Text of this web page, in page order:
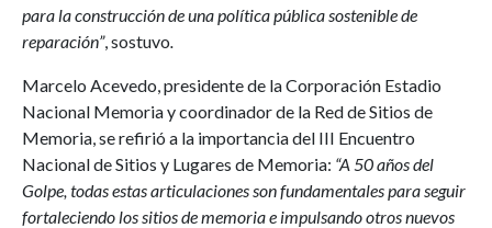
para la construcción de una política pública sostenible de
reparación”, sostuvo
Marcelo Acevedo, presidente de la Corporación Estadio
Nacional Memoria y coordinador de la Red de Sitios de
Memoria, se refirió a la importancia del III Encuentro
Nacional de Sitios y Lugares de Memoria: “A 50 años del
Golpe, todas estas articulaciones son fundamentales para seguir
fortaleciendo los sitios de memoria e impulsando otros nuevos